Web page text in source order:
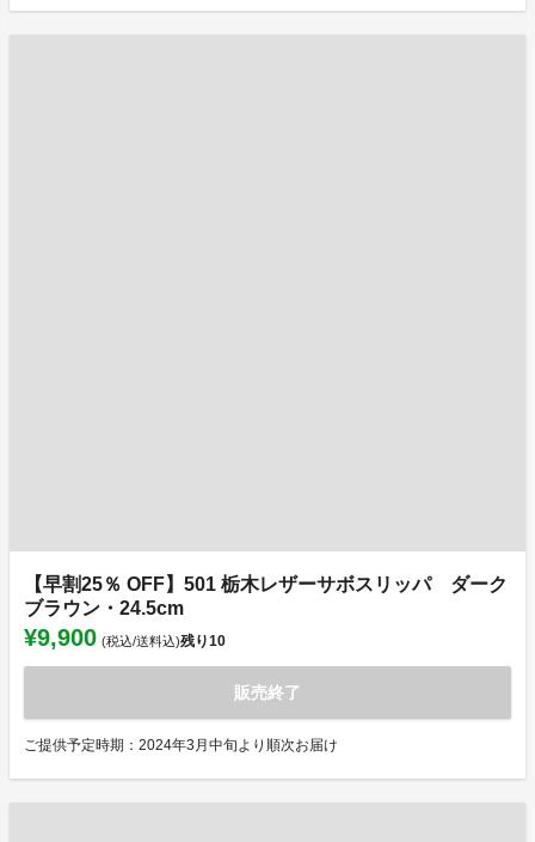
【早割25％ OFF】501 栃木レザーサボスリッパ ダーク
ブラウン・24.5cm
¥9,900 (税込/送料込)残り10
販売終了
ご提供予定時期：2024年3月中旬より順次お届け